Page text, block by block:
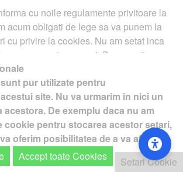
&Aquis2022-2027 - servicii profesionale
creare
WebNou . Hai la noi !
prezente pe acest site au fost furnizate de
domeniu! Pentru orice probleme va rog sa ne
contactati.
cu noile regulamente privitoare la
acum obligati de lege sa va punem la
cu privire la cookies. Nu am setat inca
care v-ar putea urmari. Daca vreti sa
mai tarziu, va punem la dispozitie un
jos al paginii. In orice caz, va aducem la
cookie sunt intr-adevar necesare
pentru a functiona, si nu pot fi
nu sunteti de acord cu aceasta: Va
sa nu vizitati acest site.
activitatea, in schimbul accesarii
pur utilizate pentru
site. Nu va urmarim in nici un
acestora. De exemplu daca nu am
cookie pentru stocarea acestor setari,
oferim posibilitatea de a va afisa
Accept toate Cookies Setari Cookie
Setari Cookie